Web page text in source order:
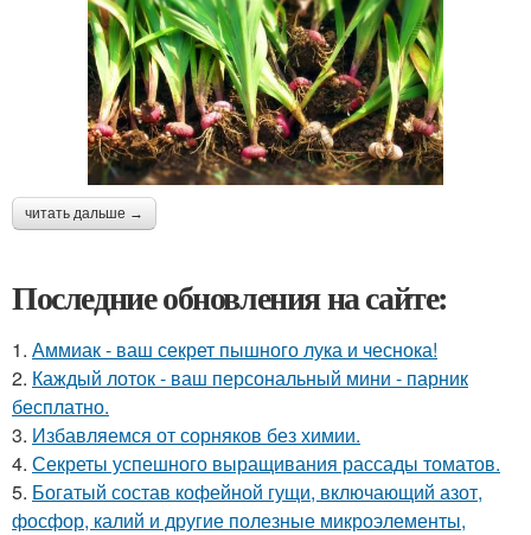
читать дальше →
Последние обновления на сайте:
1. Аммиак - ваш секрет пышного лука и чеснока!
2. Каждый лоток - ваш персональный мини - парник
бесплатно.
3. Избавляемся от сорняков без химии.
4. Секреты успешного выращивания рассады томатов.
5. Богатый состав кофейной гущи, включающий азот,
фосфор, калий и другие полезные микроэлементы,